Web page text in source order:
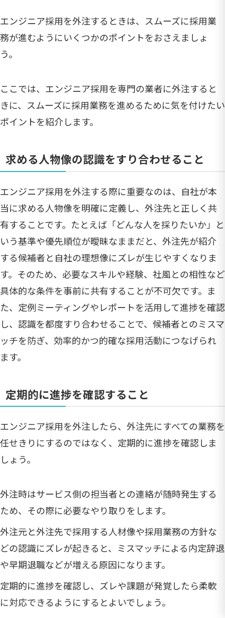
エンジニア採用を外注するときは、スムーズに採用業
務が進むようにいくつかのポイントをおさえましょ
う。
ここでは、エンジニア採用を専門の業者に外注すると
きに、スムーズに採用業務を進めるために気を付けたい
ポイントを紹介します。
求める人物像の認識をすり合わせること
エンジニア採用を外注する際に重要なのは、自社が本
当に求める人物像を明確に定義し、外注先と正しく共
有することです。たとえば「どんな人を採りたいか」と
いう基準や優先順位が曖昧なままだと、外注先が紹介
する候補者と自社の理想像にズレが生じやすくなりま
す。そのため、必要なスキルや経験、社風との相性など
具体的な条件を事前に共有することが不可欠です。ま
た、定例ミーティングやレポートを活用して進捗を確認
し、認識を都度すり合わせることで、候補者とのミスマ
ッチを防ぎ、効率的かつ的確な採用活動につなげられ
ます。
定期的に進捗を確認すること
エンジニア採用を外注したら、外注先にすべての業務を
任せきりにするのではなく、定期的に進捗を確認しま
しょう。
外注時はサービス側の担当者との連絡が随時発生する
ため、その際に必要なやり取りをします。
外注元と外注先で採用する人材像や採用業務の方針な
どの認識にズレが起きると、ミスマッチによる内定辞退
や早期退職などが増える原因になります。
定期的に進捗を確認し、ズレや課題が発覚したら柔軟
に対応できるようにするとよいでしょう。